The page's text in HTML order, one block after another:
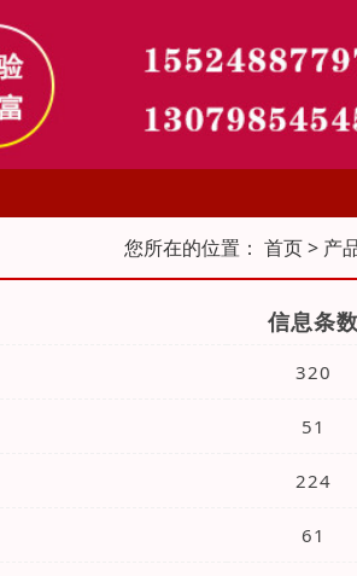
您所在的位置： 首页> 产
信息条
320
51
224
61